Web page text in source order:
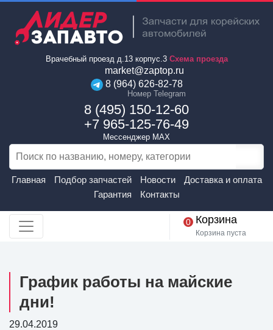
Врачебный проезд д.13 корпус.3 Схема проезда
market@zaptop.ru
8 (964) 626-82-78
Номер Telegram
8 (495) 150-12-60
+7 965-125-76-49
Мессенджер MAX
Главная Подбор запчастей Новости
Доставка и оплата
Гарантия
Контакты
0 Корзина
Корзина пуста
График работы на майские
дни!
29.04.2019